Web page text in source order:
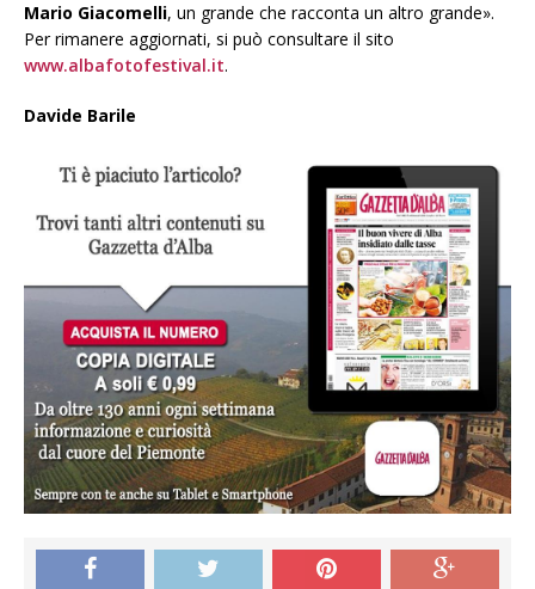
Mario Giacomelli, un grande che racconta un altro grande».
Per rimanere aggiornati, si può consultare il sito
www.albafotofestival.it.
Davide Barile